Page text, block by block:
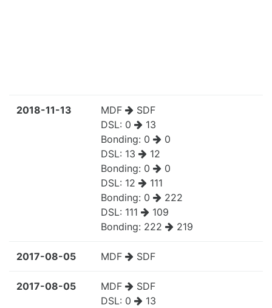
2018-11-13 MDF
SDF
DSL: 0
13
Bonding: 0
0
DSL: 13
12
Bonding: 0
0
DSL: 12
111
Bonding: 0
222
DSL: 111
109
Bonding: 222 219
2017-08-05 MDF SDF
2017-08-05 MDF
SDF
DSL: 0
13